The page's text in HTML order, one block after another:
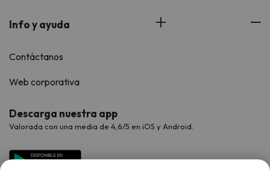
Info y ayuda
Contáctanos
Web corporativa
Descarga nuestra app
Valorada con una media de 4,6/5 en iOS y Android.